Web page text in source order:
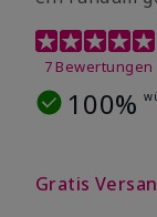
3,8 out of 5
7 Bewertungen
100%
Gratis